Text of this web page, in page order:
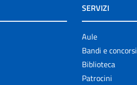
SERVIZI
Aule
Bandi e concorsi
Biblioteca
Patrocini